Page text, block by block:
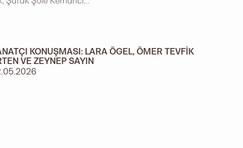
KONUŞMASI: LARA ÖGEL, ÖMER TEVFIK
VE ZEYNEP SAYIN